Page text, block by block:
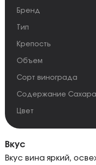
Бренд
Тип
Крепость
Объем
Сорт винограда
Содержание Сахара
Цвет
Вкус
Вкус вина яркий,